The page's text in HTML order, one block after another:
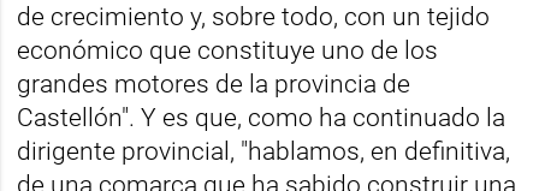
de crecimiento y, sobre todo, con un tejido
económico que constituye uno de los
grandes motores de la provincia de
Castellón". Y es que, como ha continuado la
dirigente provincial, "hablamos, en definitiva,
de una comarca que ha sabido construir una